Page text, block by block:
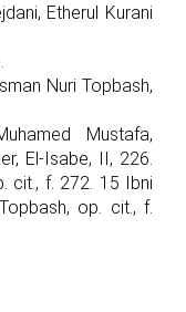
Etherul Kurani
Nuri Topbash,
Mustafa,
El-Isabe, II, 226.
cit., f. 272. 15 Ibni
op. cit., f.